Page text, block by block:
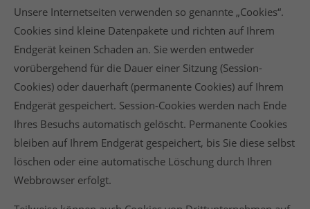
Unsere Internetseiten verwenden so genannte „Cookies“.
Cookies sind kleine Datenpakete und richten auf Ihrem
Endgerät keinen Schaden an. Sie werden entweder
vorübergehend für die Dauer einer Sitzung (Session-
Cookies) oder dauerhaft (permanente Cookies) auf Ihrem
Endgerät gespeichert. Session-Cookies werden nach Ende
Ihres Besuchs automatisch gelöscht. Permanente Cookies
bleiben auf Ihrem Endgerät gespeichert, bis Sie diese selbst
löschen oder eine automatische Löschung durch Ihren
Webbrowser erfolgt.